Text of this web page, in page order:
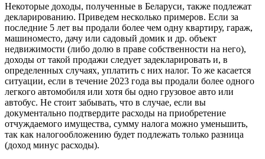
Некоторые доходы, полученные в Беларуси, также подлежат
декларированию. Приведем несколько примеров. Если за
последние 5 лет вы продали более чем одну квартиру, гараж,
машиноместо, дачу или садовый домик и др. объект
недвижимости (либо долю в праве собственности на него),
доходы от такой продажи следует задекларировать и, в
определенных случаях, уплатить с них налог. То же касается
ситуации, если в течение 2023 года вы продали более одного
легкого автомобиля или хотя бы одно грузовое авто или
автобус. Не стоит забывать, что в случае, если вы
документально подтвердите расходы на приобретение
отчуждаемого имущества, сумму налога можно уменьшить,
так как налогообложению будет подлежать только разница
(доход минус расходы).